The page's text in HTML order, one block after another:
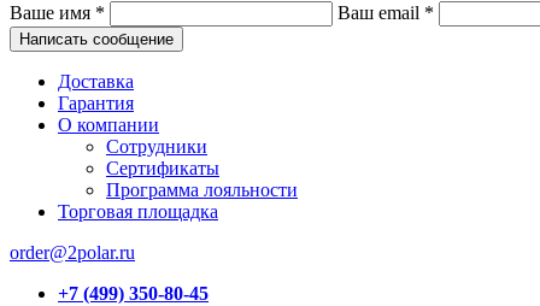
Ваше имя * Ваш email *
Написать сообщение
Доставка
Гарантия
О компании
Сотрудники
Сертификаты
Программа лояльности
Торговая площадка
order@2polar.ru
+7 (499) 350-80-45